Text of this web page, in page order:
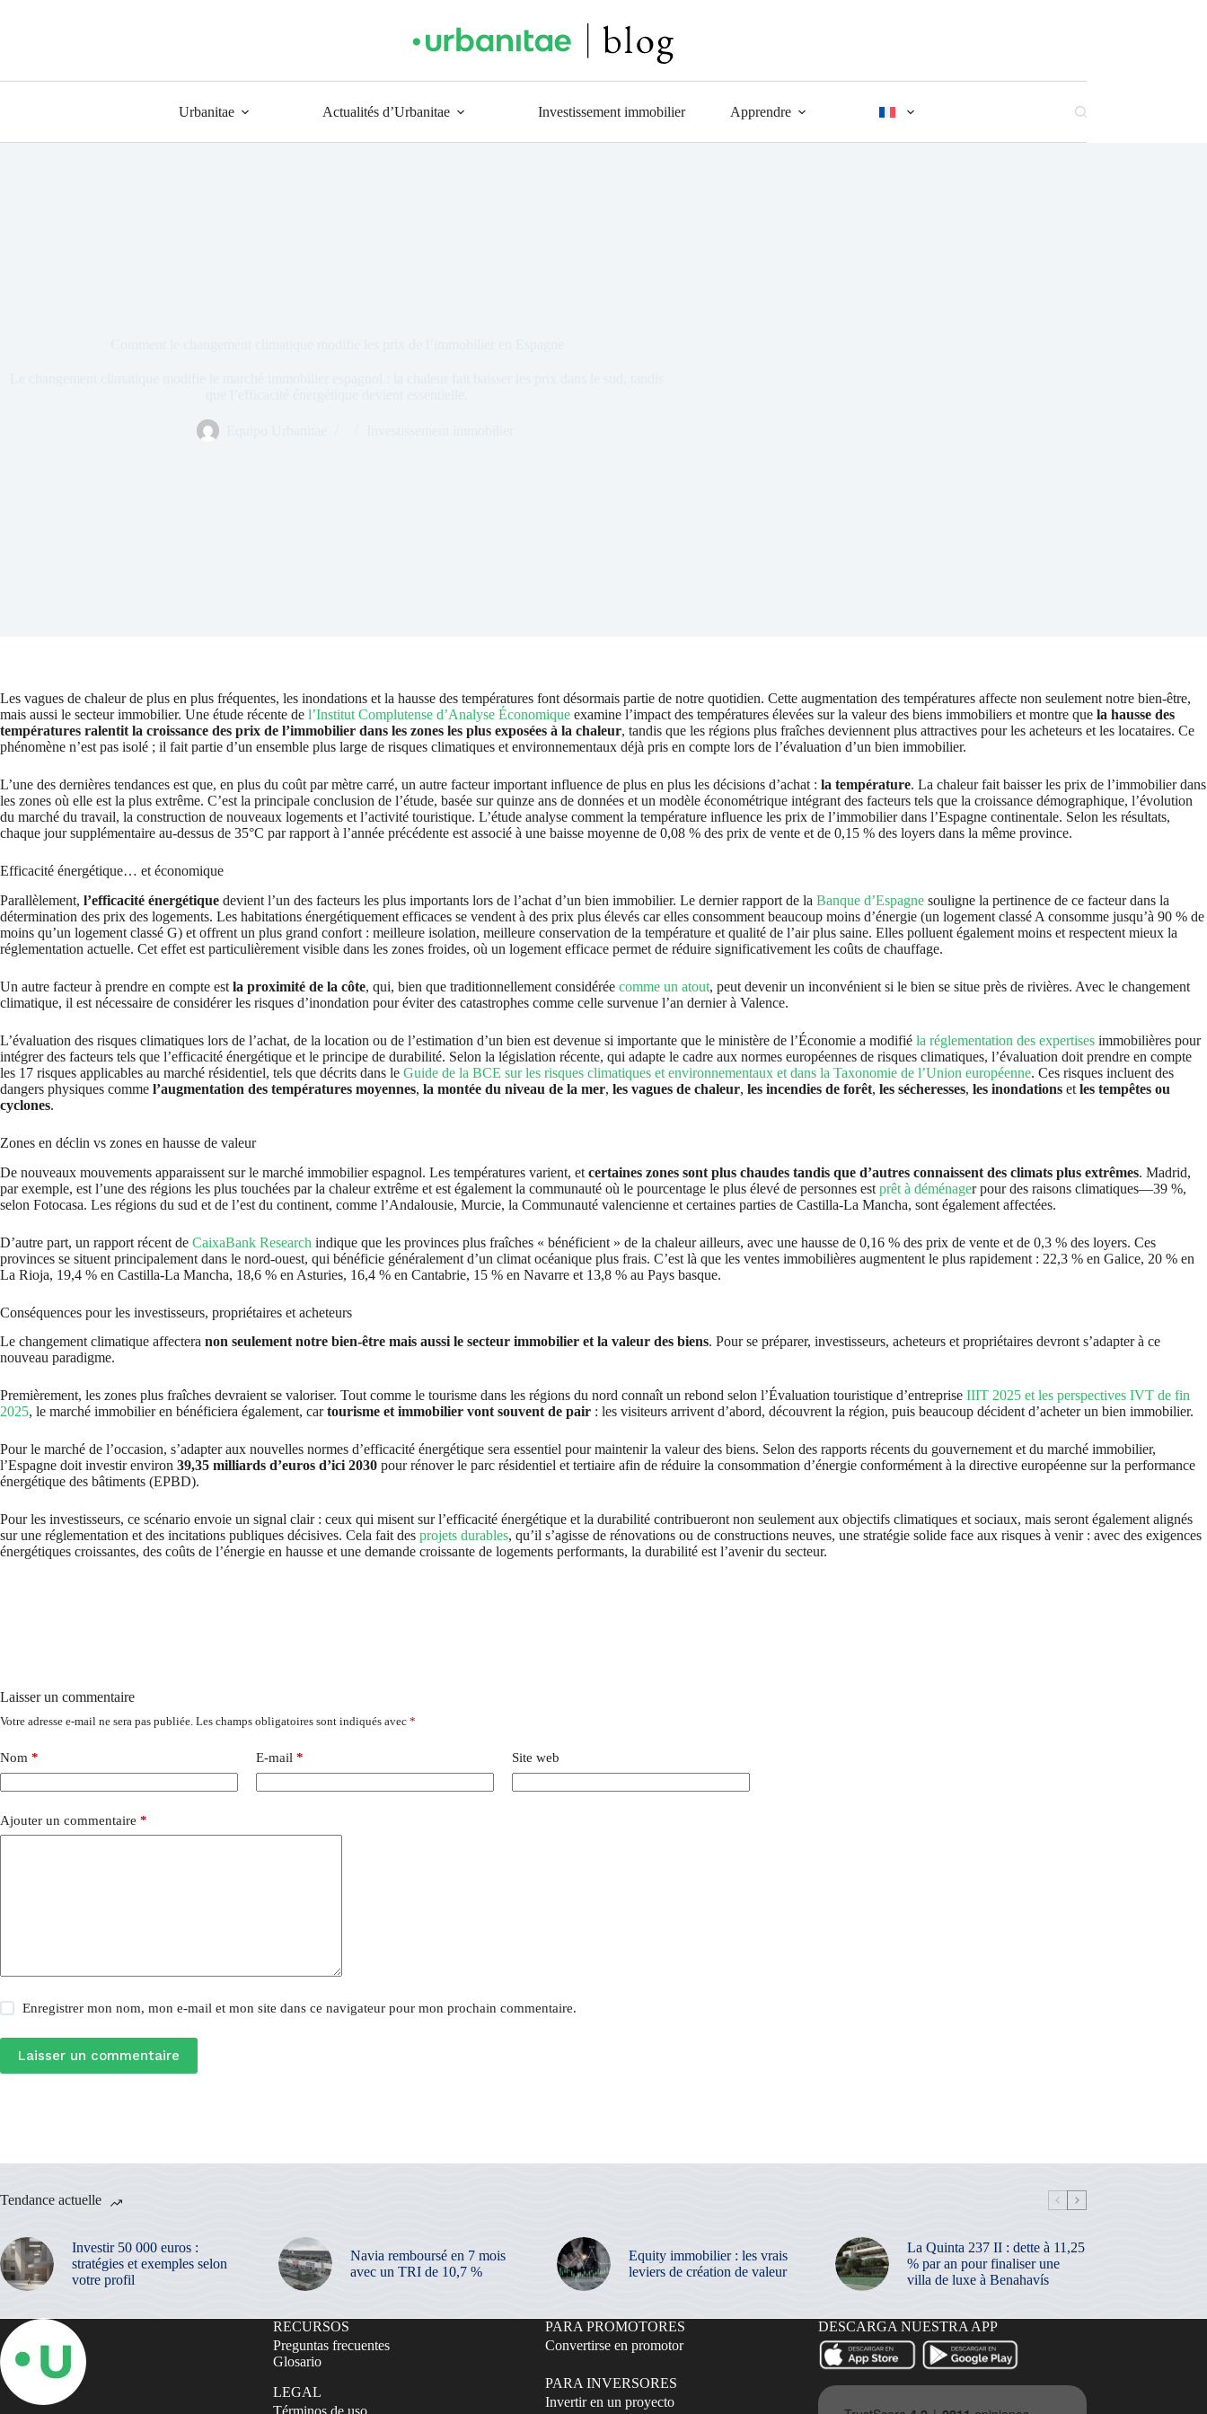
Urbanitae Actualités d’Urbanitae Investissement immobilier Apprendre
Les vagues de chaleur de plus en plus fréquentes, les inondations et la hausse des températures font désormais partie de notre quotidien. Cette augmentation des températures affecte non seulement notre bien-être,
mais aussi le secteur immobilier. Une étude récente de l’Institut Complutense d’Analyse Économique examine l’impact des températures élevées sur la valeur des biens immobiliers et montre que la hausse des
températures ralentit la croissance des prix de l’immobilier dans les zones les plus exposées à la chaleur, tandis que les régions plus fraîches deviennent plus attractives pour les acheteurs et les locataires. Ce
phénomène n’est pas isolé ; il fait partie d’un ensemble plus large de risques climatiques et environnementaux déjà pris en compte lors de l’évaluation d’un bien immobilier.
L’une des dernières tendances est que, en plus du coût par mètre carré, un autre facteur important influence de plus en plus les décisions d’achat : la température. La chaleur fait baisser les prix de l’immobilier dans
les zones où elle est la plus extrême. C’est la principale conclusion de l’étude, basée sur quinze ans de données et un modèle économétrique intégrant des facteurs tels que la croissance démographique, l’évolution
du marché du travail, la construction de nouveaux logements et l’activité touristique. L’étude analyse comment la température influence les prix de l’immobilier dans l’Espagne continentale. Selon les résultats,
chaque jour supplémentaire au-dessus de 35°C par rapport à l’année précédente est associé à une baisse moyenne de 0,08 % des prix de vente et de 0,15 % des loyers dans la même province.
Efficacité énergétique… et économique
Parallèlement, l’efficacité énergétique devient l’un des facteurs les plus importants lors de l’achat d’un bien immobilier. Le dernier rapport de la Banque d’Espagne souligne la pertinence de ce facteur dans la
détermination des prix des logements. Les habitations énergétiquement efficaces se vendent à des prix plus élevés car elles consomment beaucoup moins d’énergie (un logement classé A consomme jusqu’à 90 % de
moins qu’un logement classé G) et offrent un plus grand confort : meilleure isolation, meilleure conservation de la température et qualité de l’air plus saine. Elles polluent également moins et respectent mieux la
réglementation actuelle. Cet effet est particulièrement visible dans les zones froides, où un logement efficace permet de réduire significativement les coûts de chauffage.
Un autre facteur à prendre en compte est la proximité de la côte, qui, bien que traditionnellement considérée comme un atout, peut devenir un inconvénient si le bien se situe près de rivières. Avec le changement
climatique, il est nécessaire de considérer les risques d’inondation pour éviter des catastrophes comme celle survenue l’an dernier à Valence.
L’évaluation des risques climatiques lors de l’achat, de la location ou de l’estimation d’un bien est devenue si importante que le ministère de l’Économie a modifié la réglementation des expertises immobilières pour
intégrer des facteurs tels que l’efficacité énergétique et le principe de durabilité. Selon la législation récente, qui adapte le cadre aux normes européennes de risques climatiques, l’évaluation doit prendre en compte
les 17 risques applicables au marché résidentiel, tels que décrits dans le Guide de la BCE sur les risques climatiques et environnementaux et dans la Taxonomie de l’Union européenne. Ces risques incluent des
dangers physiques comme l’augmentation des températures moyennes, la montée du niveau de la mer, les vagues de chaleur, les incendies de forêt, les sécheresses, les inondations et les tempêtes ou
cyclones.
Zones en déclin vs zones en hausse de valeur
De nouveaux mouvements apparaissent sur le marché immobilier espagnol. Les températures varient, et certaines zones sont plus chaudes tandis que d’autres connaissent des climats plus extrêmes. Madrid,
par exemple, est l’une des régions les plus touchées par la chaleur extrême et est également la communauté où le pourcentage le plus élevé de personnes est prêt à déménager pour des raisons climatiques—39 %,
selon Fotocasa. Les régions du sud et de l’est du continent, comme l’Andalousie, Murcie, la Communauté valencienne et certaines parties de Castilla-La Mancha, sont également affectées.
D’autre part, un rapport récent de CaixaBank Research indique que les provinces plus fraîches « bénéficient » de la chaleur ailleurs, avec une hausse de 0,16 % des prix de vente et de 0,3 % des loyers. Ces
provinces se situent principalement dans le nord-ouest, qui bénéficie généralement d’un climat océanique plus frais. C’est là que les ventes immobilières augmentent le plus rapidement : 22,3 % en Galice, 20 % en
La Rioja, 19,4 % en Castilla-La Mancha, 18,6 % en Asturies, 16,4 % en Cantabrie, 15 % en Navarre et 13,8 % au Pays basque.
Conséquences pour les investisseurs, propriétaires et acheteurs
Le changement climatique affectera non seulement notre bien-être mais aussi le secteur immobilier et la valeur des biens. Pour se préparer, investisseurs, acheteurs et propriétaires devront s’adapter à ce
nouveau paradigme.
Premièrement, les zones plus fraîches devraient se valoriser. Tout comme le tourisme dans les régions du nord connaît un rebond selon l’Évaluation touristique d’entreprise IIIT 2025 et les perspectives IVT de fin
2025, le marché immobilier en bénéficiera également, cartourisme et immobilier vont souvent de pair : les visiteurs arrivent d’abord, découvrent la région, puis beaucoup décident d’acheter un bien immobilier.
Pour le marché de l’occasion, s’adapter aux nouvelles normes d’efficacité énergétique sera essentiel pour maintenir la valeur des biens. Selon des rapports récents du gouvernement et du marché immobilier,
l’Espagne doit investir environ 39,35 milliards d’euros d’ici 2030 pour rénover le parc résidentiel et tertiaire afin de réduire la consommation d’énergie conformément à la directive européenne sur la performance
énergétique des bâtiments (EPBD).
Pour les investisseurs, ce scénario envoie un signal clair : ceux qui misent sur l’efficacité énergétique et la durabilité contribueront non seulement aux objectifs climatiques et sociaux, mais seront également alignés
sur une réglementation et des incitations publiques décisives. Cela fait des projets durables, qu’il s’agisse de rénovations ou de constructions neuves, une stratégie solide face aux risques à venir : avec des exigences
énergétiques croissantes, des coûts de l’énergie en hausse et une demande croissante de logements performants, la durabilité est l’avenir du secteur.
Laisser un commentaire
Votre adresse e-mail ne sera pas publiée. Les champs obligatoires sont indiqués avec *
Nom * E-mail * Site web
Ajouter un commentaire *
Enregistrer mon nom, mon e-mail et mon site dans ce navigateur pour mon prochain commentaire.
Laisser un commentaire
Tendance actuelle
Investir 50 000 euros :
stratégies et exemples selon
votre profil
Navia remboursé en 7 mois
avec un TRI de 10,7 %
Equity immobilier : les vrais
leviers de création de valeur
La Quinta 237 II : dette à 11,25
% par an pour finaliser une
villa de luxe à Benahavís
RECURSOS
Preguntas frecuentes
Glosario
LEGAL
Términos de uso
PARA PROMOTORES
Convertirse en promotor
PARA INVERSORES
Invertir en un proyecto
DESCARGA NUESTRA APP